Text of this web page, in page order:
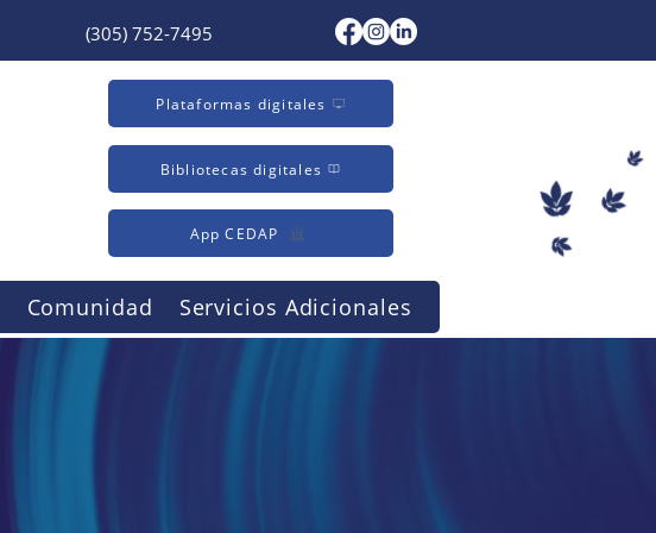
(305) 752-7495
Plataformas digitales
Bibliotecas digitales
App CEDAP
Comunidad Servicios Adicionales